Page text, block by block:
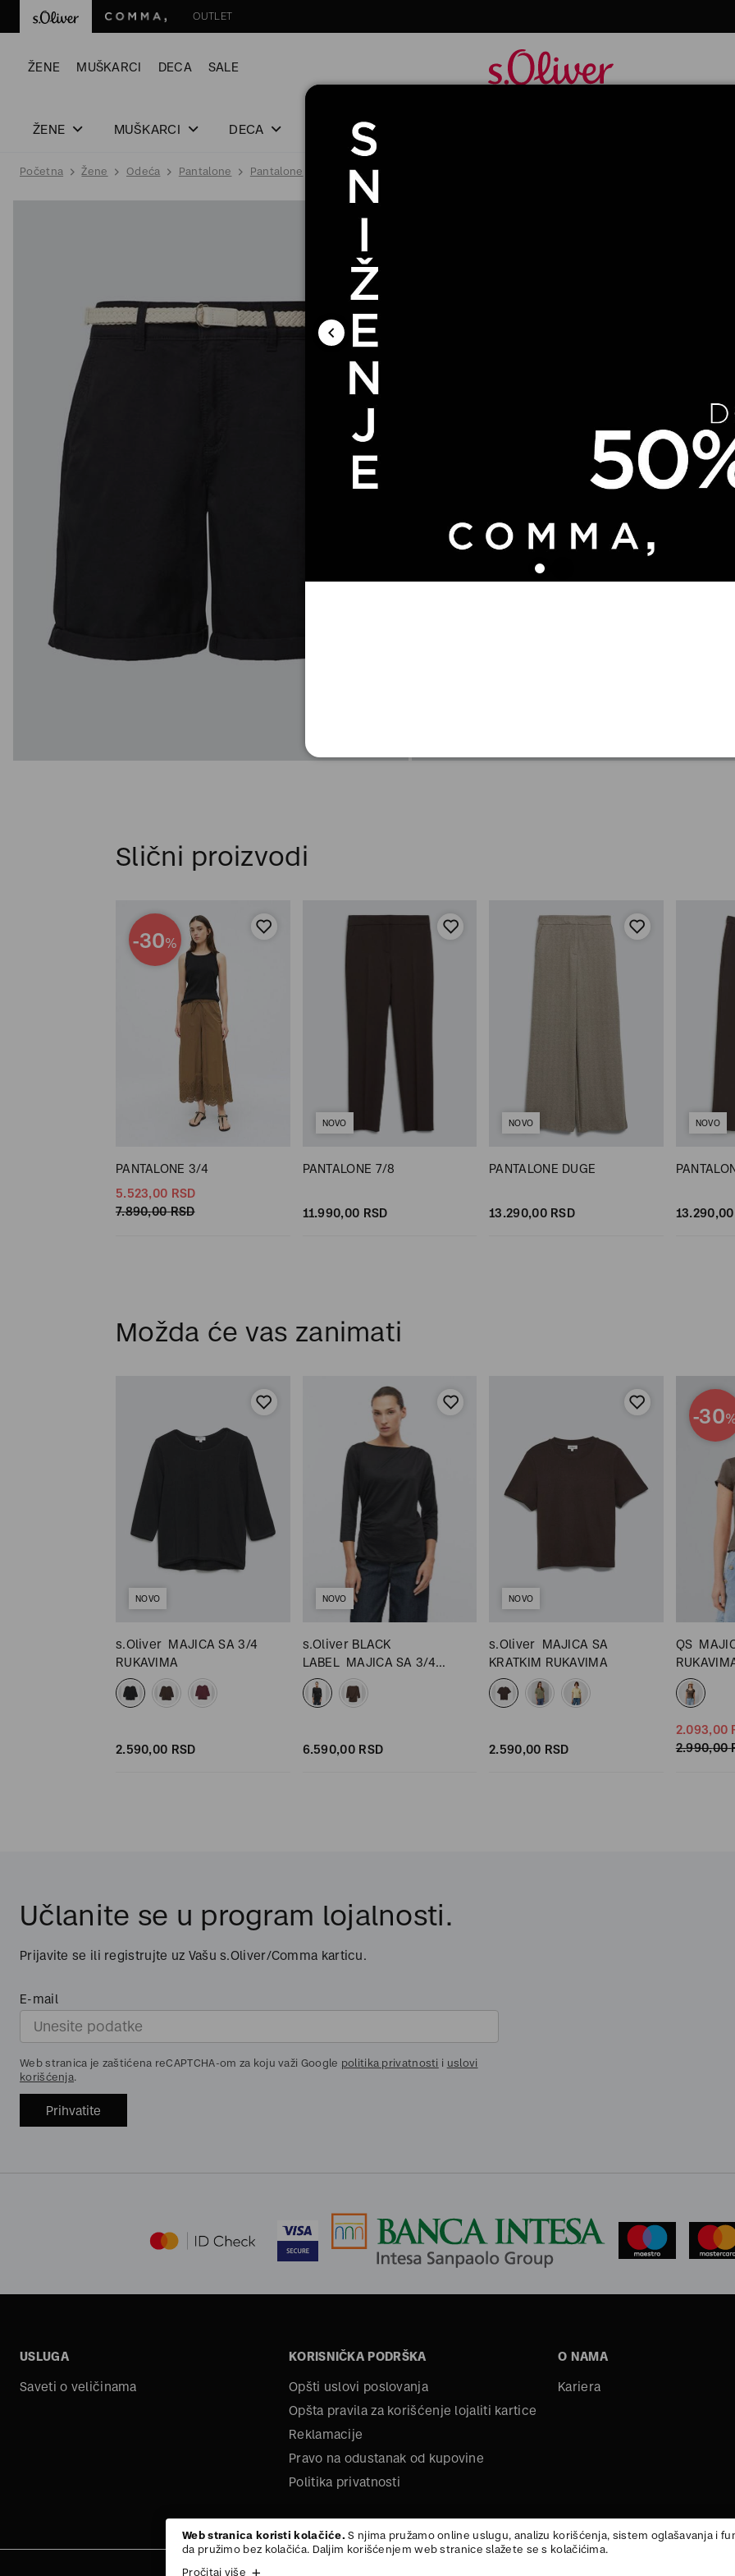
OUTLET
ŽENE MUŠKARCI DECA SALE
ŽENE MUŠKARCI DECA
Početna Žene Odeća Pantalone Pantalone ŠORTS
Slični proizvodi
-30%
PANTALONE 3/4
5.523,00 RSD
7.890,00 RSD
NOVO
PANTALONE 7/8
11.990,00 RSD
NOVO
PANTALONE DUGE
13.290,00 RSD
NOVO
13.290,00
Možda će vas zanimati
NOVO
s.Oliver MAJICA SA 3/4
RUKAVIMA
2.590,00 RSD
NOVO
s.Oliver BLACK
LABEL MAJICA SA 3/4
RUKAVIMA
6.590,00 RSD
NOVO
s.Oliver MAJICA SA
KRATKIM RUKAVIMA
2.590,00 RSD
-30
QS
2.093,00
2.990,00
Učlanite se u program lojalnosti.
Prijavite se ili registrujte uz Vašu s.Oliver/Comma karticu.
E-mail
Web stranica je zaštićena reCAPTCHA-om za koju važi Google politika privatnosti i uslovi
korišćenja.
Prihvatite
USLUGA
Saveti o veličinama
KORISNIČKA PODRŠKA
Opšti uslovi poslovanja
Opšta pravila za korišćenje lojaliti kartice
Reklamacije
Pravo na odustanak od kupovine
Politika privatnosti
O NAMA
Kariera
Web stranica koristi kolačiće. S njima pružamo online uslugu, analizu korišćenja, sistem oglašavanja i
da pružimo bez kolačića. Daljim korišćenjem web stranice slažete se s kolačićima.
Pročitaj više